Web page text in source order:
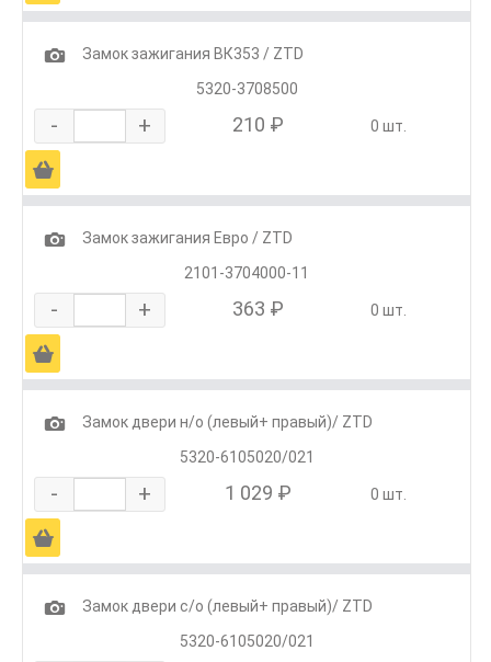
1
Замок зажигания ВК353 / ZTD
5320-3708500
- + 210 ₽ 0 шт.
Ä
1
Замок зажигания Евро / ZTD
2101-3704000-11
- + 363 ₽ 0 шт.
Ä
1
Замок двери н/о (левый+ правый)/ ZTD
5320-6105020/021
- + 1 029 ₽ 0 шт.
Ä
1
Замок двери с/о (левый+ правый)/ ZTD
5320-6105020/021